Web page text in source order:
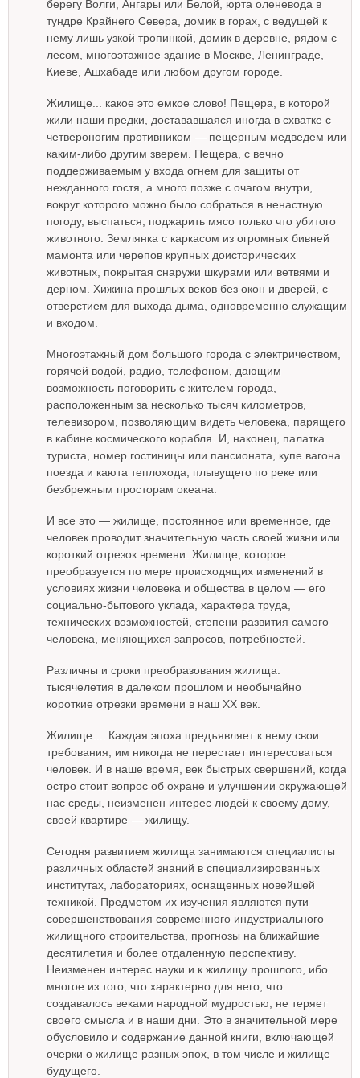
берегу Волги, Ангары или Белой, юрта оленевода в
тундре Крайнего Севера, домик в горах, с ведущей к
нему лишь узкой тропинкой, домик в деревне, рядом с
лесом, многоэтажное здание в Москве, Ленинграде,
Киеве, Ашхабаде или любом другом городе.
Жилище... какое это емкое слово! Пещера, в которой
жили наши предки, достававшаяся иногда в схватке с
четвероногим противником — пещерным медведем или
каким-либо другим зверем. Пещера, с вечно
поддерживаемым у входа огнем для защиты от
нежданного гостя, а много позже с очагом внутри,
вокруг которого можно было собраться в ненастную
погоду, выспаться, поджарить мясо только что убитого
животного. Землянка с каркасом из огромных бивней
мамонта или черепов крупных доисторических
животных, покрытая снаружи шкурами или ветвями и
дерном. Хижина прошлых веков без окон и дверей, с
отверстием для выхода дыма, одновременно служащим
и входом.
Многоэтажный дом большого города с электричеством,
горячей водой, радио, телефоном, дающим
возможность поговорить с жителем города,
расположенным за несколько тысяч километров,
телевизором, позволяющим видеть человека, парящего
в кабине космического корабля. И, наконец, палатка
туриста, номер гостиницы или пансионата, купе вагона
поезда и каюта теплохода, плывущего по реке или
безбрежным просторам океана.
И все это — жилище, постоянное или временное, где
человек проводит значительную часть своей жизни или
короткий отрезок времени. Жилище, которое
преобразуется по мере происходящих изменений в
условиях жизни человека и общества в целом — его
социально-бытового уклада, характера труда,
технических возможностей, степени развития самого
человека, меняющихся запросов, потребностей.
Различны и сроки преобразования жилища:
тысячелетия в далеком прошлом и необычайно
короткие отрезки времени в наш XX век.
Жилище.... Каждая эпоха предъявляет к нему свои
требования, им никогда не перестает интересоваться
человек. И в наше время, век быстрых свершений, когда
остро стоит вопрос об охране и улучшении окружающей
нас среды, неизменен интерес людей к своему дому,
своей квартире — жилищу.
Сегодня развитием жилища занимаются специалисты
различных областей знаний в специализированных
институтах, лабораториях, оснащенных новейшей
техникой. Предметом их изучения являются пути
совершенствования современного индустриального
жилищного строительства, прогнозы на ближайшие
десятилетия и более отдаленную перспективу.
Неизменен интерес науки и к жилищу прошлого, ибо
многое из того, что характерно для него, что
создавалось веками народной мудростью, не теряет
своего смысла и в наши дни. Это в значительной мере
обусловило и содержание данной книги, включающей
очерки о жилище разных эпох, в том числе и жилище
будущего.